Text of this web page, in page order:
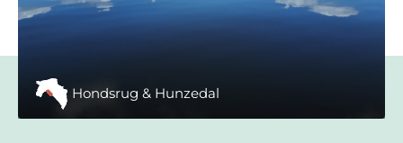
Hondsrug & Hunzedal